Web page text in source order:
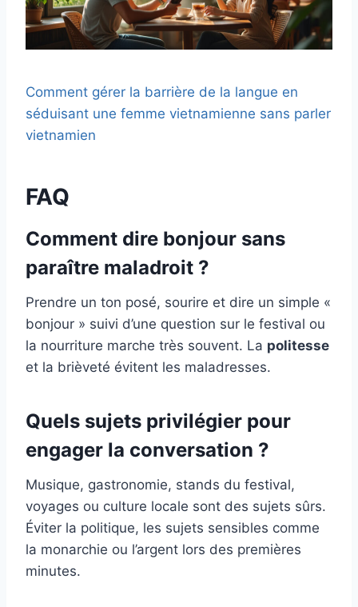
Comment gérer la barrière de la langue en
séduisant une femme vietnamienne sans parler
vietnamien
FAQ
Comment dire bonjour sans
paraître maladroit ?
Prendre un ton posé, sourire et dire un simple «
bonjour » suivi d’une question sur le festival ou
la nourriture marche très souvent. La politesse
et la brièveté évitent les maladresses.
Quels sujets privilégier pour
engager la conversation ?
Musique, gastronomie, stands du festival,
voyages ou culture locale sont des sujets sûrs.
Éviter la politique, les sujets sensibles comme
la monarchie ou l’argent lors des premières
minutes.